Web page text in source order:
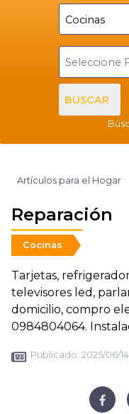
BUSCAR
Artículos para el Hogar
Reparación
Cocinas
Tarjetas,
televisores led,
domicilio, compro
0984804064.
Publicado: 2025/06/14